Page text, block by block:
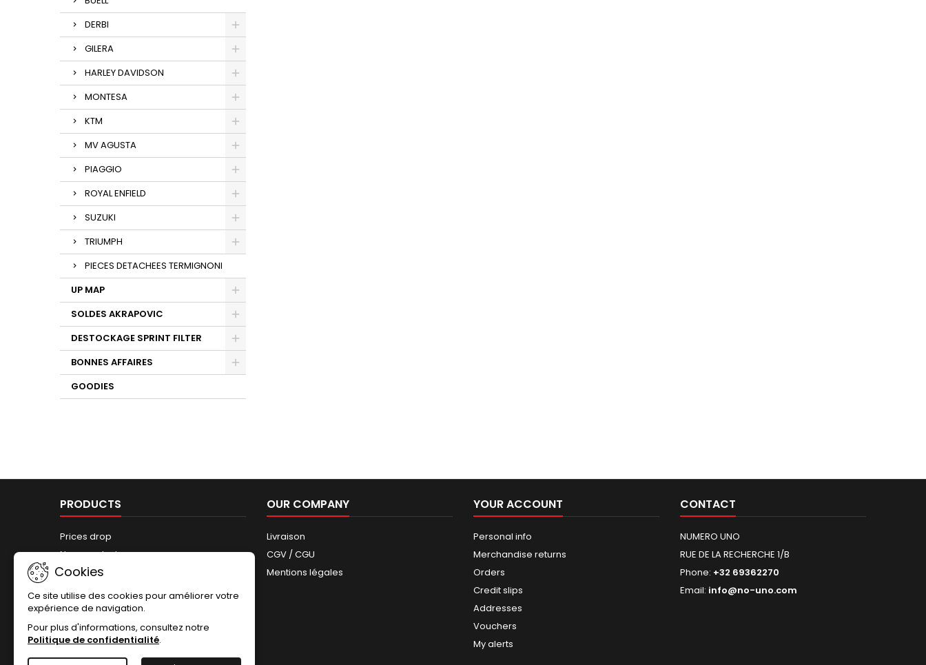
DERBI
GILERA
HARLEY DAVIDSON
MONTESA
KTM
MV AGUSTA
PIAGGIO
ROYAL ENFIELD
SUZUKI
TRIUMPH
PIECES DETACHEES TERMIGNONI
UP MAP
SOLDES AKRAPOVIC
DESTOCKAGE SPRINT FILTER
BONNES AFFAIRES
GOODIES
PRODUCTS
Prices drop
New products
Best sales
Sitemap
OUR COMPANY
Livraison
CGV / CGU
Mentions légales
YOUR ACCOUNT
Personal info
Merchandise returns
Orders
Credit slips
Addresses
Vouchers
My alerts
CONTACT
NUMERO UNO
RUE DE LA RECHERCHE 1/B
Phone: +32 69362270
Email: info@no-uno.com
Cookies
Ce site utilise des cookies pour améliorer votre
expérience de navigation.
Pour plus d'informations, consultez notre
Politique de confidentialité.